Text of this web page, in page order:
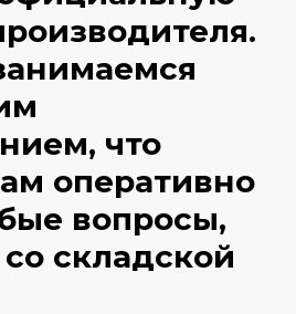
что
оперативно
вопросы,
складской